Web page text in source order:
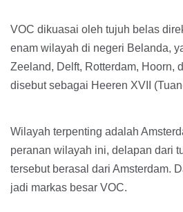
VOC dikuasai oleh tujuh belas
enam wilayah di negeri Belanda,
Zeeland, Delft, Rotterdam, Hoorn,
disebut sebagai Heeren XVII
Wilayah terpenting adalah
peranan wilayah ini, delapan dari
tersebut berasal dari Amsterdam.
jadi markas besar VOC.